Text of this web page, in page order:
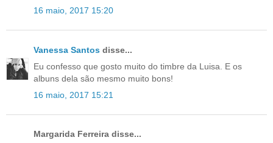
16 maio, 2017 15:20
Vanessa Santos disse...
Eu confesso que gosto muito do timbre da Luisa. E os
albuns dela são mesmo muito bons!
16 maio, 2017 15:21
Margarida Ferreira disse...